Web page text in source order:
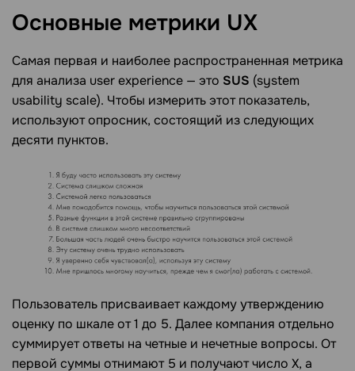
Основные метрики UX
Самая первая и наиболее распространенная метрика
для анализа user experience — это SUS (system
usability scale). Чтобы измерить этот показатель,
используют опросник, состоящий из следующих
десяти пунктов.
Пользователь присваивает каждому утверждению
оценку по шкале от 1 до 5. Далее компания отдельно
суммирует ответы на четные и нечетные вопросы. От
первой суммы отнимают 5 и получают число Х, а